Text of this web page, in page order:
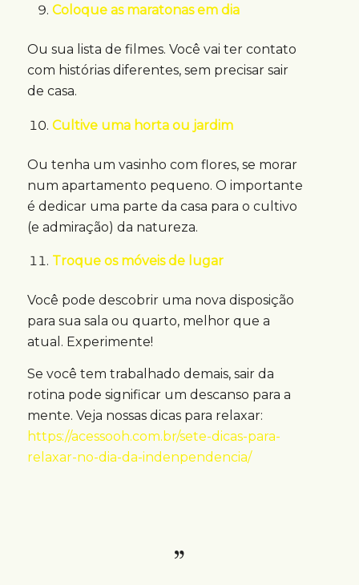
Coloque as maratonas em dia
Ou sua lista de filmes. Você vai ter contato
com histórias diferentes, sem precisar sair
de casa.
Cultive uma horta ou jardim
Ou tenha um vasinho com flores, se morar
num apartamento pequeno. O importante
é dedicar uma parte da casa para o cultivo
(e admiração) da natureza.
Troque os móveis de lugar
Você pode descobrir uma nova disposição
para sua sala ou quarto, melhor que a
atual. Experimente!
Se você tem trabalhado demais, sair da
rotina pode significar um descanso para a
mente. Veja nossas dicas para relaxar:
https://acessooh.com.br/sete-dicas-para-
relaxar-no-dia-da-indenpendencia/